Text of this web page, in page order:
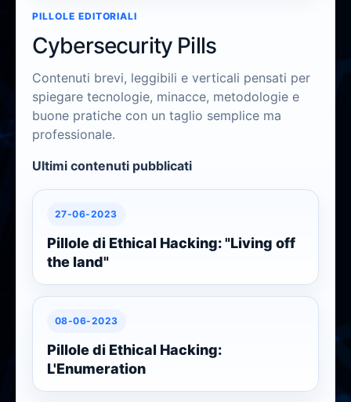
PILLOLE EDITORIALI
Cybersecurity Pills
Contenuti brevi, leggibili e verticali pensati per
spiegare tecnologie, minacce, metodologie e
buone pratiche con un taglio semplice ma
professionale.
Ultimi contenuti pubblicati
Pillole di Ethical Hacking: "Living off
the land"
27-06-2023
Pillole di Ethical Hacking:
L'Enumeration
08-06-2023